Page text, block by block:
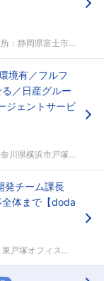
県富士市本市場町...
境有／フルフ
／日産グルー
ジェントサービ
浜市戸塚区川上町...
発チーム課長
体まで【doda
オフィス住所：...